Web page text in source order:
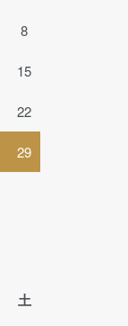
8
15
22
29
土